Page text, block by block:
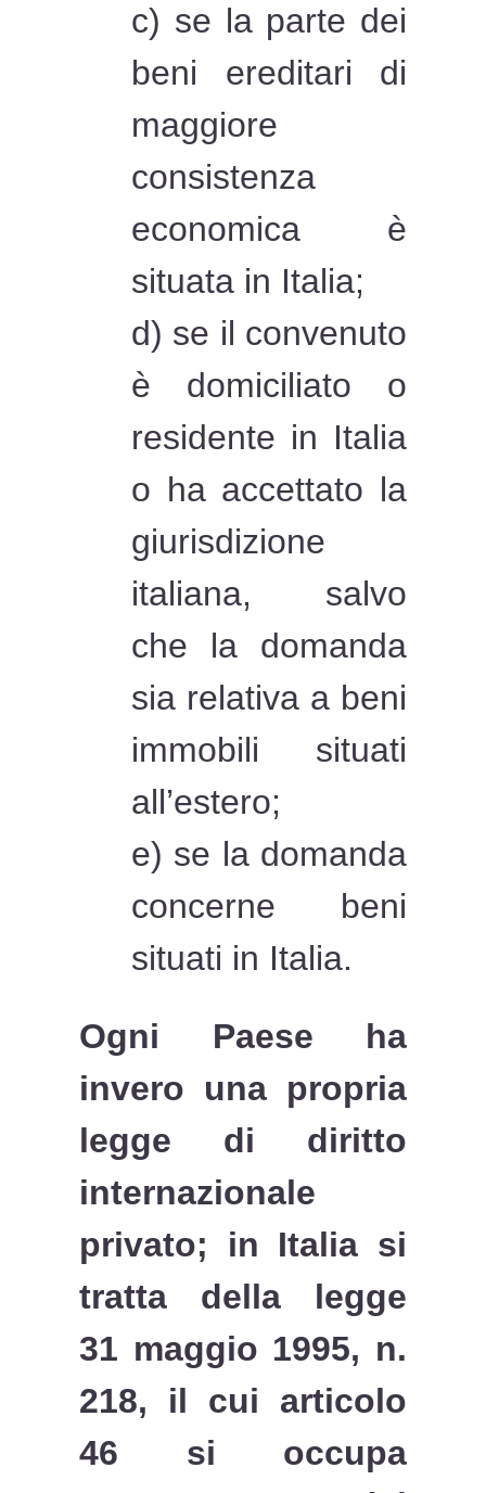
c) se la parte dei
beni ereditari di
maggiore
consistenza
economica è
situata in Italia;
d) se il convenuto
è domiciliato o
residente in Italia
o ha accettato la
giurisdizione
italiana, salvo
che la domanda
sia relativa a beni
immobili situati
all’estero;
e) se la domanda
concerne beni
situati in Italia.
Ogni Paese ha
invero una propria
legge di diritto
internazionale
privato; in Italia si
tratta della legge
31 maggio 1995, n.
218, il cui articolo
46 si occupa